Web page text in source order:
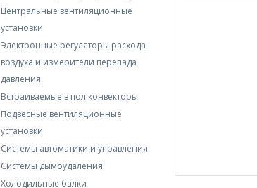
Центральные вентиляционные
установки
Электронные регуляторы расхода
воздуха и измерители перепада
давления
Встраиваемые в пол конвекторы
Подвесные вентиляционные
установки
Системы автоматики и управления
Системы дымоудаления
Холодильные балки